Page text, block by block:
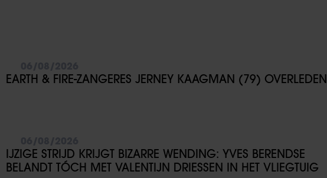
EARTH & FIRE-ZANGERES JERNEY KAAGMAN (79) OVERLEDEN
IJZIGE STRIJD KRIJGT BIZARRE WENDING: YVES BERENDSE
BELANDT TÓCH MET VALENTIJN DRIESSEN IN HET VLIEGTUIG